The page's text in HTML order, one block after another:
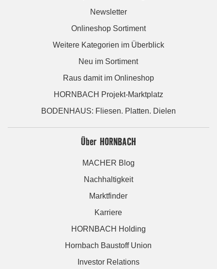
Newsletter
Onlineshop Sortiment
Weitere Kategorien im Überblick
Neu im Sortiment
Raus damit im Onlineshop
HORNBACH Projekt-Marktplatz
BODENHAUS: Fliesen. Platten. Dielen
Über HORNBACH
MACHER Blog
Nachhaltigkeit
Marktfinder
Karriere
HORNBACH Holding
Hornbach Baustoff Union
Investor Relations